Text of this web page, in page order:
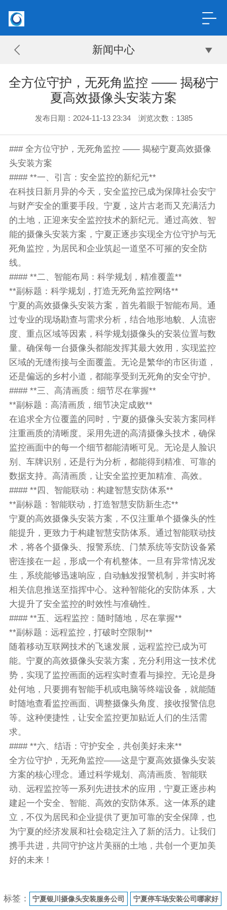
新闻中心
全方位守护，无死角监控 —— 揭秘宁
夏高效摄像头安装方案
发布日期：2024-11-13 23:34 浏览次数： 1385
### 全方位守护，无死角监控 —— 揭秘宁夏高效摄像
头安装方案
#### **一、引言：安全监控的新纪元**
在科技日新月异的今天，安全监控已成为保障社会安宁
与财产安全的重要手段。宁夏，这片古老而又充满活力
的土地，正迎来安全监控技术的新纪元。通过高效、智
能的摄像头安装方案，宁夏正逐步实现全方位守护与无
死角监控，为居民和企业筑起一道坚不可摧的安全防
线。
#### **二、智能布局：科学规划，精准覆盖**
**副标题：科学规划，打造无死角监控网络**
宁夏的高效摄像头安装方案，首先着眼于智能布局。通
过专业的现场勘查与需求分析，结合地形地貌、人流密
度、重点区域等因素，科学规划摄像头的安装位置与数
量。确保每一台摄像头都能发挥其最大效用，实现监控
区域的无缝衔接与全面覆盖。无论是繁华的市区街道，
还是偏远的乡村小道，都能享受到无死角的安全守护。
#### **三、高清画质：细节尽在掌握**
**副标题：高清画质，细节决定成败**
在追求全方位覆盖的同时，宁夏的摄像头安装方案同样
注重画质的清晰度。采用先进的高清摄像头技术，确保
监控画面中的每一个细节都能清晰可见。无论是人脸识
别、车牌识别，还是行为分析，都能得到精准、可靠的
数据支持。高清画质，让安全监控更加精准、高效。
#### **四、智能联动：构建智慧安防体系**
**副标题：智能联动，打造智慧安防新生态**
宁夏的高效摄像头安装方案，不仅注重单个摄像头的性
能提升，更致力于构建智慧安防体系。通过智能联动技
术，将各个摄像头、报警系统、门禁系统等安防设备紧
密连接在一起，形成一个有机整体。一旦有异常情况发
生，系统能够迅速响应，自动触发报警机制，并实时将
相关信息推送至指挥中心。这种智能化的安防体系，大
大提升了安全监控的时效性与准确性。
#### **五、远程监控：随时随地，尽在掌握**
**副标题：远程监控，打破时空限制**
随着移动互联网技术的飞速发展，远程监控已成为可
能。宁夏的高效摄像头安装方案，充分利用这一技术优
势，实现了监控画面的远程实时查看与操控。无论是身
处何地，只要拥有智能手机或电脑等终端设备，就能随
时随地查看监控画面、调整摄像头角度、接收报警信息
等。这种便捷性，让安全监控更加贴近人们的生活需
求。
#### **六、结语：守护安全，共创美好未来**
全方位守护，无死角监控——这是宁夏高效摄像头安装
方案的核心理念。通过科学规划、高清画质、智能联
动、远程监控等一系列先进技术的应用，宁夏正逐步构
建起一个安全、智能、高效的安防体系。这一体系的建
立，不仅为居民和企业提供了更加可靠的安全保障，也
为宁夏的经济发展和社会稳定注入了新的活力。让我们
携手共进，共同守护这片美丽的土地，共创一个更加美
好的未来！
标签： 宁夏银川摄像头安装服务公司 宁夏停车场安装公司哪家好